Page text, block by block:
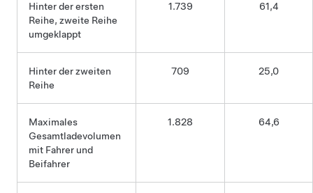
Hinter der ersten
Reihe, zweite Reihe
umgeklappt
1.739 61,4
Hinter der zweiten
Reihe
709 25,0
Maximales
Gesamtladevolumen
mit Fahrer und
Beifahrer
1.828 64,6